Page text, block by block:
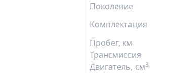
Поколение
Комплектация
Пробег, км
Трансмиссия
Двигатель, см3